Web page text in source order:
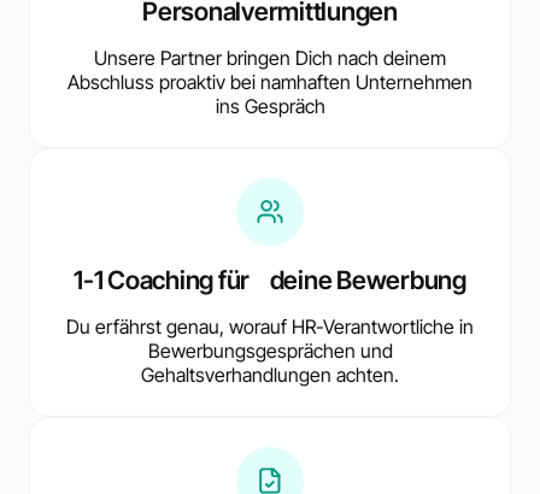
Personalvermittlungen
Unsere Partner bringen Dich nach deinem
Abschluss proaktiv bei namhaften Unternehmen
ins Gespräch
1-1 Coaching für deine Bewerbung
Du erfährst genau, worauf HR-Verantwortliche in
Bewerbungsgesprächen und
Gehaltsverhandlungen achten.